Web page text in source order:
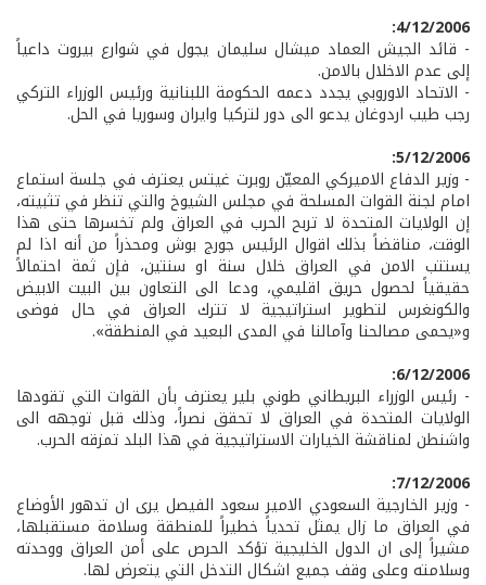
4/12/2006:
- قائد الجيش العماد ميشال سليمان يجول في شوارع بيروت داعياً
إلى عدم الاخلال بالامن.
- الاتحاد الاوروبي يجدد دعمه الحكومة اللبنانية ورئيس الوزراء التركي
رجب طيب اردوغان يدعو الى دور لتركيا وايران وسوريا في الحل.
5/12/2006:
- وزير الدفاع الاميركي المعيّن روبرت غيتس يعترف في جلسة استماع
امام لجنة القوات المسلحة في مجلس الشيوخ والتي تنظر في تثبيته،
إن الولايات المتحدة لا تربح الحرب في العراق ولم تخسرها حتى هذا
الوقت، مناقضاً بذلك اقوال الرئيس جورج بوش ومحذراً من أنه اذا لم
يستتب الامن في العراق خلال سنة او سنتين، فإن ثمة احتمالاً
حقيقياً لحصول حريق اقليمي، ودعا الى التعاون بين البيت الابيض
والكونغرس لتطوير استراتيجية لا تترك العراق في حال فوضى
و«يحمى مصالحنا وآمالنا في المدى البعيد في المنطقة».
6/12/2006:
- رئيس الوزراء البريطاني طوني بلير يعترف بأن القوات التي تقودها
الولايات المتحدة في العراق لا تحقق نصراً، وذلك قبل توجهه الى
واشنطن لمناقشة الخيارات الاستراتيجية في هذا البلد تمزقه الحرب.
7/12/2006:
- وزير الخارجية السعودي الامير سعود الفيصل يرى ان تدهور الأوضاع
في العراق ما زال يمثل تحدياً خطيراً للمنطقة وسلامة مستقبلها،
مشيراً إلى ان الدول الخليجية تؤكد الحرص على أمن العراق ووحدته
وسلامته وعلى وقف جميع اشكال التدخل التي يتعرض لها.